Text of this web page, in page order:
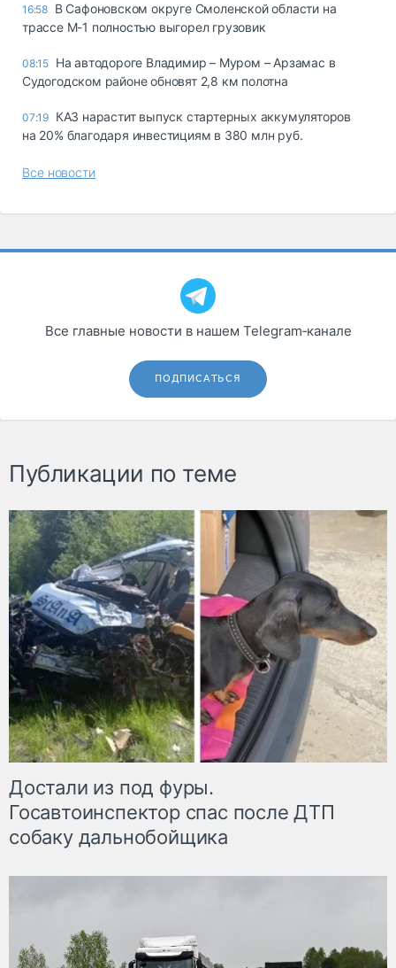
16:58 В Сафоновском округе Смоленской области на
трассе М-1 полностью выгорел грузовик
08:15 На автодороге Владимир – Муром – Арзамас в
Судогодском районе обновят 2,8 км полотна
07:19 КАЗ нарастит выпуск стартерных аккумуляторов
на 20% благодаря инвестициям в 380 млн руб.
Все новости
Все главные новости в нашем Telegram‑канале
ПОДПИСАТЬСЯ
Публикации по теме
Достали из под фуры.
Госавтоинспектор спас после ДТП
собаку дальнобойщика